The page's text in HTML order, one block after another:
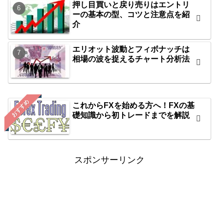
押し目買いと戻り売りはエントリ
ーの基本の型、コツと注意点を紹
介
エリオット波動とフィボナッチは
相場の波を捉えるチャート分析法
おすすめ
これからFXを始める方へ！FXの基
礎知識から初トレードまでを解説
スポンサーリンク